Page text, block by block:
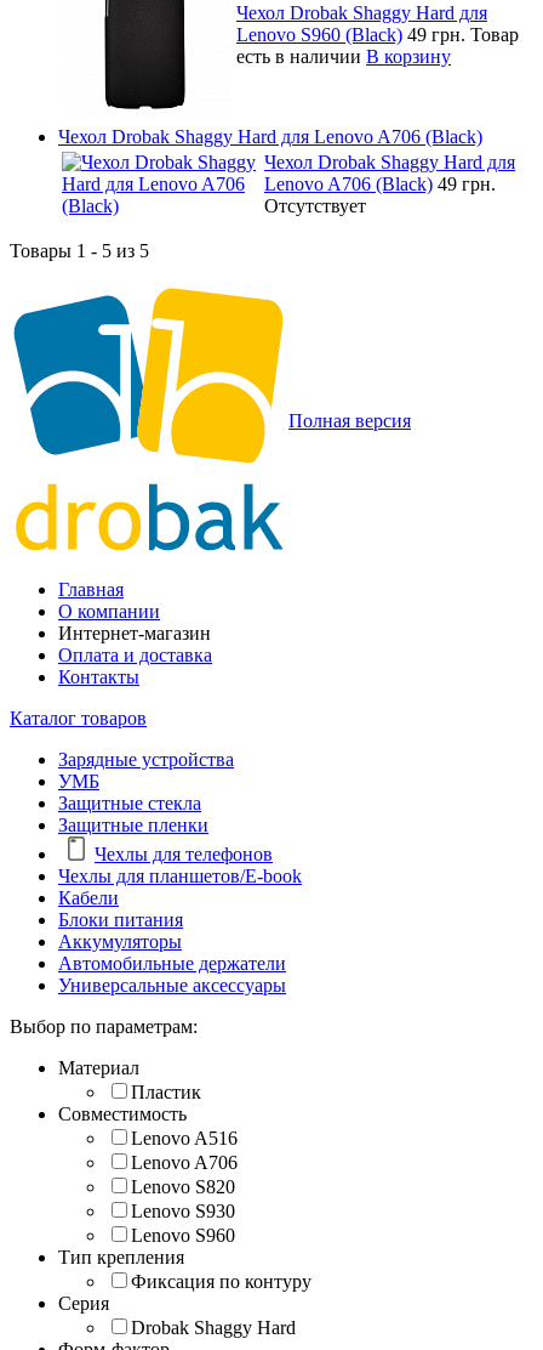
Чехол Drobak Shaggy Hard для
Lenovo S960 (Black) 49 грн. Товар
есть в наличии В корзину
Чехол Drobak Shaggy Hard для Lenovo A706 (Black)
Чехол Drobak Shaggy Hard для
Lenovo A706 (Black) 49 грн.
Отсутствует
Товары 1 - 5 из 5
Полная версия
Главная
О компании
Интернет-магазин
Оплата и доставка
Контакты
Каталог товаров
Зарядные устройства
УМБ
Защитные стекла
Защитные пленки
Чехлы для телефонов
Чехлы для планшетов/E-book
Кабели
Блоки питания
Аккумуляторы
Автомобильные держатели
Универсальные аксессуары
Выбор по параметрам:
Материал
Пластик
Совместимость
Lenovo A516
Lenovo A706
Lenovo S820
Lenovo S930
Lenovo S960
Тип крепления
Фиксация по контуру
Серия
Drobak Shaggy Hard